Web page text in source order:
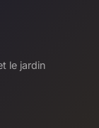
le jardin